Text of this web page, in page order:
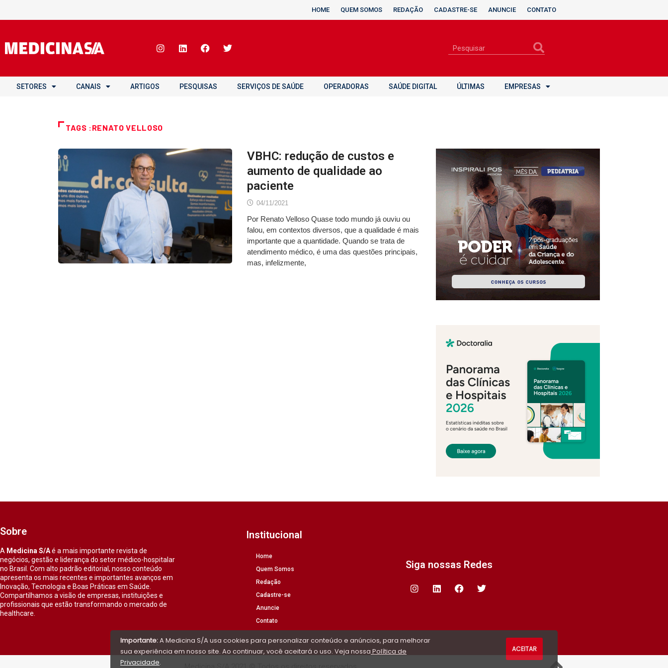
HOME QUEM SOMOS REDAÇÃO CADASTRE-SE ANUNCIE CONTATO
SETORES CANAIS ARTIGOS PESQUISAS SERVIÇOS DE SAÚDE OPERADORAS SAÚDE DIGITAL ÚLTIMAS EMPRESAS
TAGS :RENATO VELLOSO
VBHC: redução de custos e
aumento de qualidade ao
paciente
04/11/2021
Por Renato Velloso Quase todo mundo já ouviu ou
falou, em contextos diversos, que a qualidade é mais
importante que a quantidade. Quando se trata de
atendimento médico, é uma das questões principais,
mas, infelizmente,
Sobre
A Medicina S/Aé a mais importante revista de
negócios, gestão e liderança do setor médico-hospitalar
no Brasil. Com alto padrão editorial, nosso conteúdo
apresenta os mais recentes e importantes avanços em
Inovação, Tecnologia e Boas Práticas em Saúde.
Compartilhamos a visão de empresas, instituições e
profissionais que estão transformando o mercado de
healthcare.
Institucional
Home
Quem Somos
Redação
Cadastre-se
Anuncie
Contato
Siga nossas Redes
Importante:A Medicina S/A usa cookies para personalizar conteúdo e anúncios, para melhorar
sua experiência em nosso site. Ao continuar, você aceitará o uso. Veja nossa Política de
Privacidade.
ACEITAR